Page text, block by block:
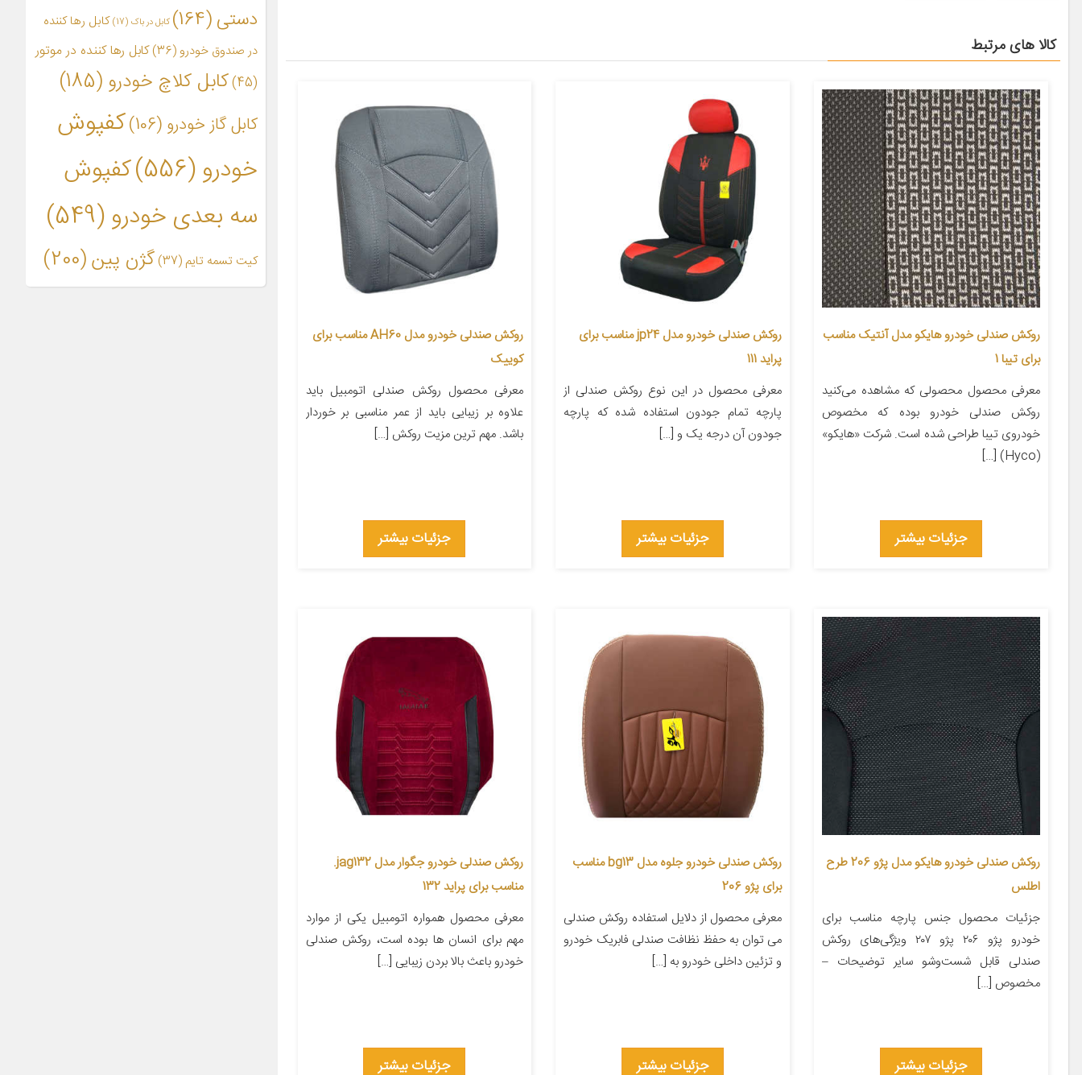
کالا های مرتبط
روکش صندلی خودرو هایکو مدل آنتیک مناسب
برای تیبا 1
معرفی محصول محصولی که مشاهده می‌کنید
روکش صندلی خودرو بوده که مخصوص
خودروی تیبا طراحی شده است. شرکت «هایکو»
(Hyco) […]
جزئیات بیشتر
روکش صندلی خودرو مدل jp24 مناسب برای
پراید 111
معرفی محصول در این نوع روکش صندلی از
پارچه تمام جودون استفاده شده که پارچه
جودون آن درجه یک و […]
جزئیات بیشتر
روکش صندلی خودرو مدل AH60 مناسب برای
کوییک
معرفی محصول روکش صندلی اتومبیل باید
علاوه بر زیبایی باید از عمر مناسبی بر خوردار
باشد. مهم ترین مزیت روکش […]
جزئیات بیشتر
روکش صندلی خودرو هایکو مدل پژو 206 طرح
اطلس
جزئیات محصول جنس پارچه مناسب برای
خودرو پژو ۲۰۶ پژو ۲۰۷ ویژگی‌های روکش
صندلی قابل شست‌وشو سایر توضیحات –
مخصوص […]
جزئیات بیشتر
روکش صندلی خودرو جلوه مدل bg13 مناسب
برای پژو 206
معرفی محصول از دلایل استفاده روکش صندلی
می توان به حفظ نظافت صندلی فابریک خودرو
و تزئین داخلی خودرو به […]
جزئیات بیشتر
روکش صندلی خودرو جگوار مدل jag132.
مناسب برای پراید 132
معرفی محصول همواره اتومبیل یکی از موارد
مهم برای انسان ها بوده است، روکش صندلی
خودرو باعث بالا بردن زیبایی […]
جزئیات بیشتر
دستی(164) کابل در باک (17)
کابل رها کننده
در صندوق خودرو (36)
کابل رها کننده در موتور
(45)
کابل کلاچ خودرو (185)
کابل گاز خودرو (106)
کفپوش
خودرو(556)
کفپوش
سه بعدی خودرو(549)
کیت تسمه تایم (37) گژن پین(200)